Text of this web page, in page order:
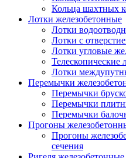
Кольца шахтных
Лотки железобетонные
Лотки
Лотки с
Лотки угловые
Телескопические
Лотки
Перемычки
Перемычки
Перемычки
Перемычки
Прогоны
Прогоны
сечения